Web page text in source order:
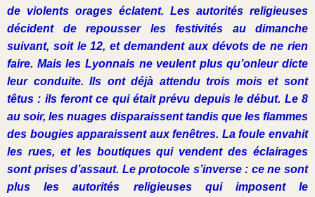
de violents orages éclatent. Les autorités religieuses
décident de repousser les festivités au dimanche
suivant, soit le 12, et demandent aux dévots de ne rien
faire. Mais les Lyonnais ne veulent plus qu’onleur dicte
leur conduite. Ils ont déjà attendu trois mois et sont
têtus : ils feront ce qui était prévu depuis le début. Le 8
au soir, les nuages disparaissent tandis que les flammes
des bougies apparaissent aux fenêtres. La foule envahit
les rues, et les boutiques qui vendent des éclairages
sont prises d’assaut. Le protocole s’inverse : ce ne sont
plus les autorités religieuses qui imposent le